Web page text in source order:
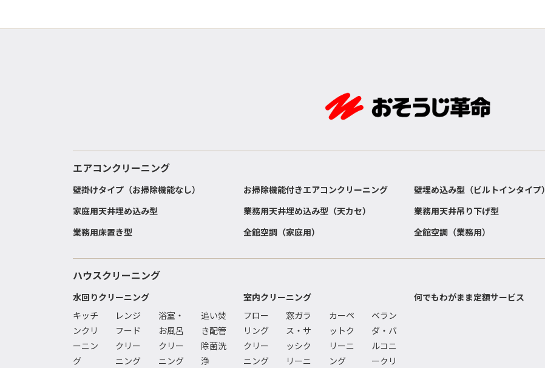
エアコンクリーニング
壁掛けタイプ（お掃除機能なし） お掃除機能付きエアコンクリーニング 壁埋め込み型（ビルトインタイプ）
家庭用天井埋め込み型
業務用天井埋め込み型（天カセ） 業務用天井吊り下げ型
業務用床置き型
全館空調（家庭用） 全館空調（業務用）
ハウスクリーニング
水回りクリーニング
キッチ
ンクリ
ーニン
グ
レンジ
フード
クリー
ニング
浴室・
お風呂
クリー
ニング
追い焚
き配管
除菌洗
浄
室内クリーニング
フロー
リング
クリー
ニング
窓ガラ
ス・サ
ッシク
リーニ
カーペ
ットク
リーニ
ング
ベラン
ダ・バ
ルコニ
ークリ
何でもわがまま定額サービス